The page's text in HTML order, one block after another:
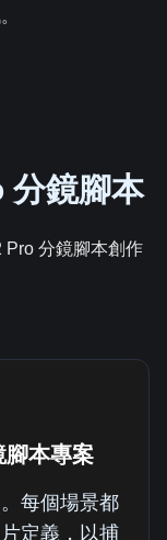
分鏡腳本
Pro 分鏡腳本創作
腳本專案
每個場景都
定義，以捕